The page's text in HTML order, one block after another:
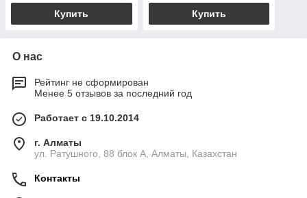
Купить Купить
О нас
Рейтинг не сформирован
Менее 5 отзывов за последний год
Работает с 19.10.2014
г. Алматы
ул. Ратушного, 88 блок A, Алматы, Казахстан
Контакты